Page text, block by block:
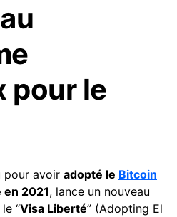
pour le
pour avoir adopté le Bitcoin
2021, lance un nouveau
“Visa Liberté” (Adopting El